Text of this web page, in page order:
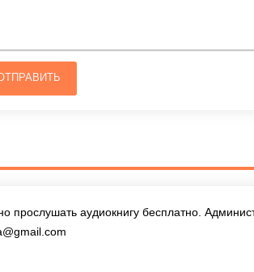
аудиокнигу бесплатно.